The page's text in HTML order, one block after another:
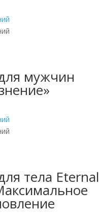
мужчин
тела Eternal